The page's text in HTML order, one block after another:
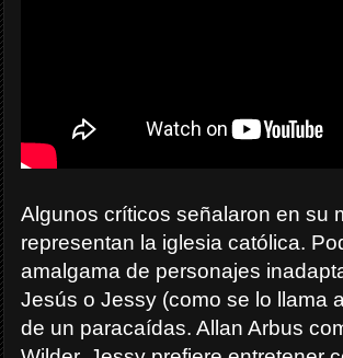
Algunos críticos señalaron en su
representan la iglesia católica.
amalgama de personajes
Jesús o Jessy (como se lo llama
de un paracaídas. Allan Arbus